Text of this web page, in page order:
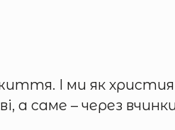
І ми як
а саме – через